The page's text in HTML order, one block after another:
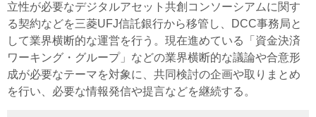
立性が必要なデジタルアセット共創コンソーシアムに関す
る契約などを三菱UFJ信託銀行から移管し、DCC事務局と
して業界横断的な運営を行う。現在進めている「資金決済
ワーキング・グループ」などの業界横断的な議論や合意形
成が必要なテーマを対象に、共同検討の企画や取りまとめ
を行い、必要な情報発信や提言などを継続する。